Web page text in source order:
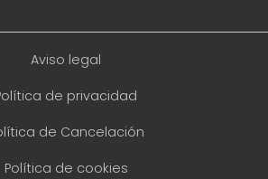
Aviso legal
de privacidad
de Cancelación
Política de cookies